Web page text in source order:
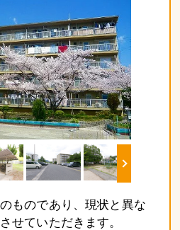
ものであり、現状と異な
せていただきます。